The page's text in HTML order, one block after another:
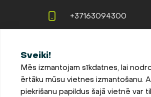
Sveiki!
Mēs izmantojam sīkdatnes, lai
ērtāku mūsu vietnes izmantošanu.
piekrišanu papildus šajā vietnē var
+37163094300
LV-3002, Latvija
Pieteikties